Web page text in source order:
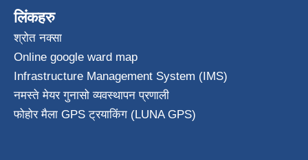
लिंकहरु
श्रोत नक्सा
Online google ward map
Infrastructure Management System (IMS)
नमस्ते मेयर गुनासो व्यवस्थापन प्रणाली
फोहोर मैला GPS ट्रयाकिंग (LUNA GPS)